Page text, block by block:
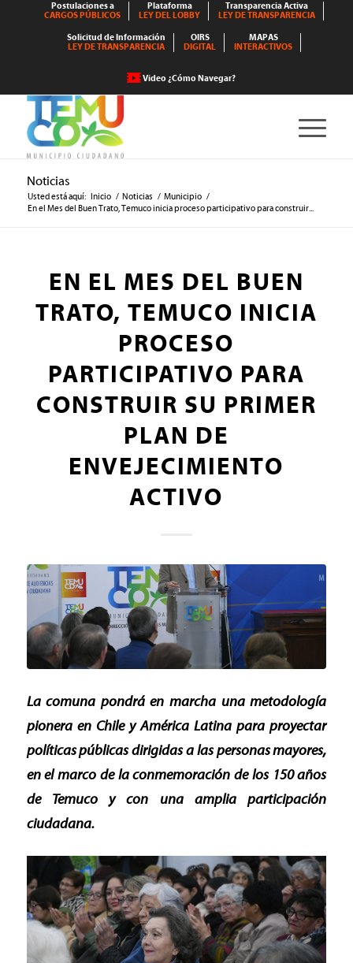
Postulaciones a
CARGOS PÚBLICOS
Plataforma
LEY DEL LOBBY
Transparencia Activa
LEY DE TRANSPARENCIA
Solicitud de Información
LEY DE TRANSPARENCIA
OIRS
DIGITAL
MAPAS
INTERACTIVOS
Video ¿Cómo Navegar?
Noticias
Usted está aquí: Inicio / Noticias / Municipio /
En el Mes del Buen Trato, Temuco inicia proceso participativo para construir...
EN EL MES DEL BUEN
TRATO, TEMUCO INICIA
PROCESO
PARTICIPATIVO PARA
CONSTRUIR SU PRIMER
PLAN DE
ENVEJECIMIENTO
ACTIVO
La comuna pondrá en marcha una metodología
pionera en Chile y América Latina para proyectar
políticas públicas dirigidas a las personas mayores,
en el marco de la conmemoración de los 150 años
de Temuco y con una amplia participación
ciudadana.